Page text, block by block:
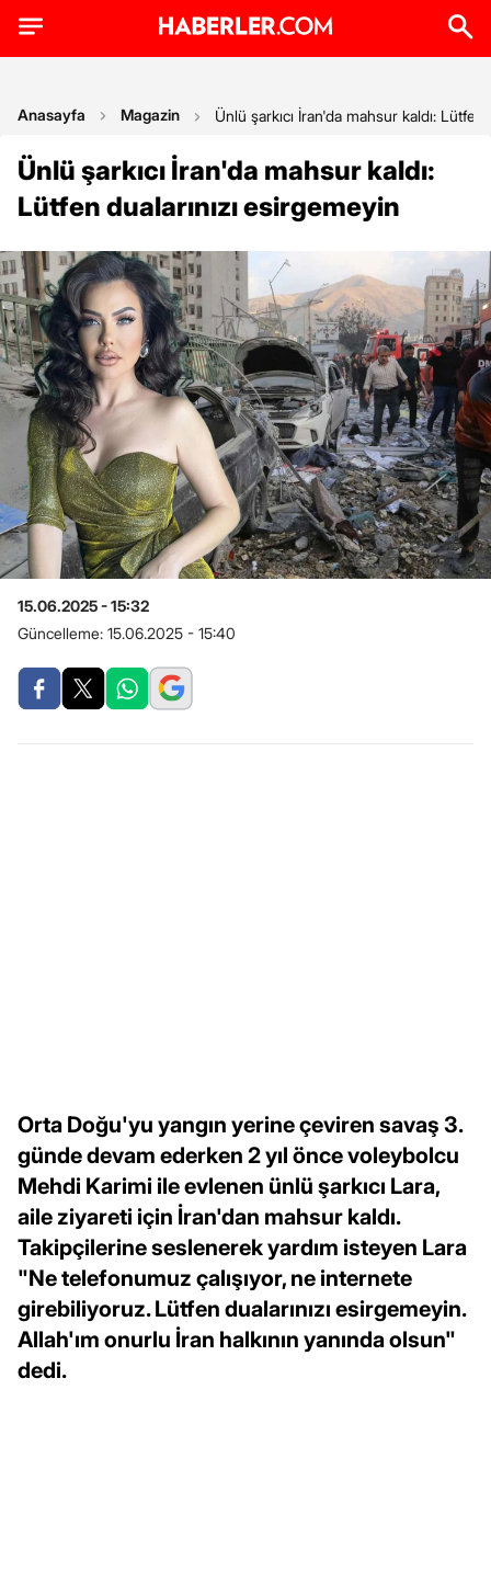
Anasayfa Magazin Ünlü şarkıcı İran'da mahsur kaldı: Lütfen
Ünlü şarkıcı İran'da mahsur kaldı:
Lütfen dualarınızı esirgemeyin
15.06.2025 - 15:32
Güncelleme: 15.06.2025 - 15:40
Orta Doğu'yu yangın yerine çeviren savaş 3.
günde devam ederken 2 yıl önce voleybolcu
Mehdi Karimi ile evlenen ünlü şarkıcı Lara,
aile ziyareti için İran'dan mahsur kaldı.
Takipçilerine seslenerek yardım isteyen Lara
"Ne telefonumuz çalışıyor, ne internete
girebiliyoruz. Lütfen dualarınızı esirgemeyin.
Allah'ım onurlu İran halkının yanında olsun"
dedi.